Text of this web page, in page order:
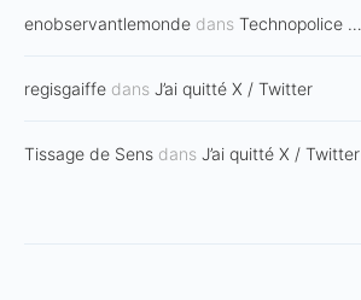
enobservantlemonde dans Technopolice …
regisgaiffe dans J’ai quitté X / Twitter
Tissage de Sens dans J’ai quitté X / Twitter